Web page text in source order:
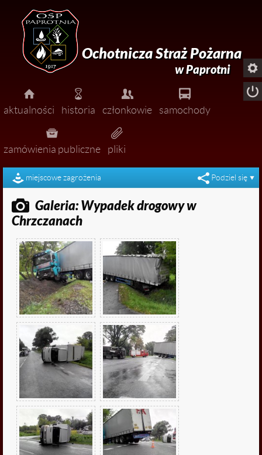
Ochotnicza Straż Pożarna
w Paprotni

aktualności
 pożary
 miejscowe zagrożenia
 ćwiczenia
 zawody
 ogłoszenia
 fałszywe alarmy

historia

członkowie

 dołącz do nas!

samochody

zamówienia publiczne

pliki
miejscowe zagrożenia Podziel się
 Galeria: Wypadek drogowy w
Chrzczanach

